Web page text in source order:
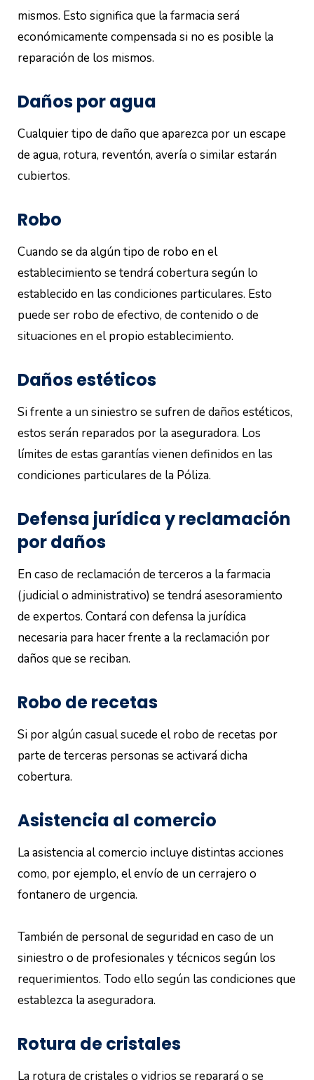
mismos. Esto significa que la farmacia será
económicamente compensada si no es posible la
reparación de los mismos.
Daños por agua
Cualquier tipo de daño que aparezca por un escape
de agua, rotura, reventón, avería o similar estarán
cubiertos.
Robo
Cuando se da algún tipo de robo en el
establecimiento se tendrá cobertura según lo
establecido en las condiciones particulares. Esto
puede ser robo de efectivo, de contenido o de
situaciones en el propio establecimiento.
Daños estéticos
Si frente a un siniestro se sufren de daños estéticos,
estos serán reparados por la aseguradora. Los
límites de estas garantías vienen definidos en las
condiciones particulares de la Póliza.
Defensa jurídica y reclamación
por daños
En caso de reclamación de terceros a la farmacia
(judicial o administrativo) se tendrá asesoramiento
de expertos. Contará con defensa la jurídica
necesaria para hacer frente a la reclamación por
daños que se reciban.
Robo de recetas
Si por algún casual sucede el robo de recetas por
parte de terceras personas se activará dicha
cobertura.
Asistencia al comercio
La asistencia al comercio incluye distintas acciones
como, por ejemplo, el envío de un cerrajero o
fontanero de urgencia.
También de personal de seguridad en caso de un
siniestro o de profesionales y técnicos según los
requerimientos. Todo ello según las condiciones que
establezca la aseguradora.
Rotura de cristales
La rotura de cristales o vidrios se reparará o se